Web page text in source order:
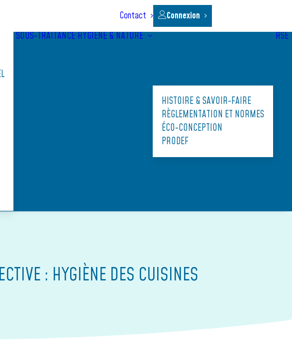
Contact Connexion
SOUS-TRAITANCEHYGIÈNE & NATURE
HISTOIRE & SAVOIR-FAIRE
RÈGLEMENTATION ET NORMES
ÉCO-CONCEPTION
PRODEF
RSE
: HYGIÈNE DES CUISINES